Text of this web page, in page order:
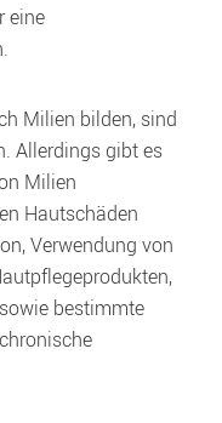
eine
Milien bilden, sind
Allerdings gibt es
Milien
Hautschäden
Verwendung von
bestimmte